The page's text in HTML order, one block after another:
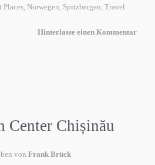
Places, Norwegen, Spitzbergen, Travel
Hinterlasse einen Kommentar
Center Chișinău
von Frank Brück